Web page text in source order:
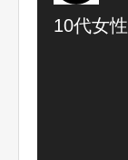
10代女性